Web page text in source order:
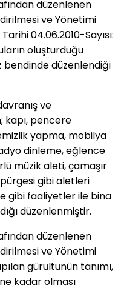
düzenlenen
ve Yönetimi
04.06.2010-Sayısı:
oluşturduğu
bendinde düzenlendiği
ve
kapı, pencere
yapma, mobilya
dinleme, eğlence
müzik aleti, çamaşır
gibi aletleri
gibi faaliyetler ile bina
düzenlenmiştir.
düzenlenen
ve Yönetimi
gürültünün tanımı,
kadar olması